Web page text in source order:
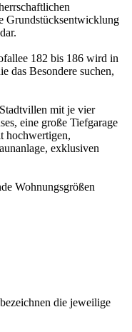
Grundstücksentwicklung
182 bis 186 wird in
das Besondere suchen,
mit je vier
eine große Tiefgarage
hochwertigen,
exklusiven
Wohnungsgrößen
die jeweilige